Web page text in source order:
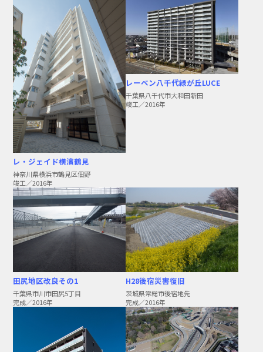
レ・ジェイド横濱鶴見
神奈川県横浜市鶴見区佃野
竣工／2016年
レーベン八千代緑が丘LUCE
千葉県八千代市大和田新田
竣工／2016年
田尻地区改良その1
千葉県市川市田尻5丁目
完成／2016年
H28後宿災害復旧
茨城県常総市後宿地先
完成／2016年